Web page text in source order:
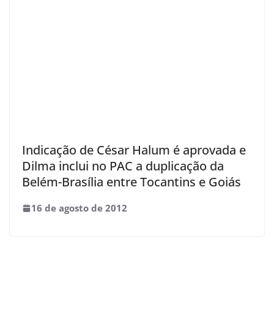
Indicação de César Halum é aprovada e
Dilma inclui no PAC a duplicação da
Belém-Brasília entre Tocantins e Goiás
16 de agosto de 2012